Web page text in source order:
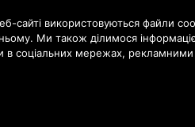
Enter, щоб перейти до
сайті використовуються файли
Ми також ділимося
в соціальних мережах,